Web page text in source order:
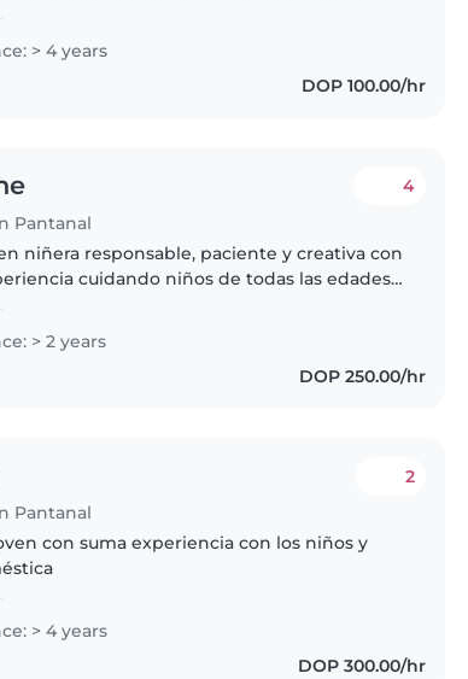
> 4 years
DOP 100.00/hr
Pantanal
4
niñera responsable, paciente y creativa con
cuidando niños de todas las edades,
> 2 years
DOP 250.00/hr
Pantanal
2
con suma experiencia con los niños y
> 4 years
DOP 300.00/hr